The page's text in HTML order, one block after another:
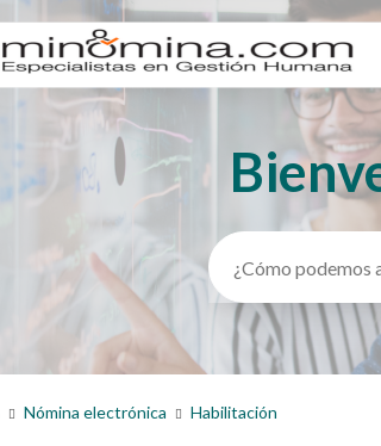
Búsqueda
Nómina electrónica Habilitación